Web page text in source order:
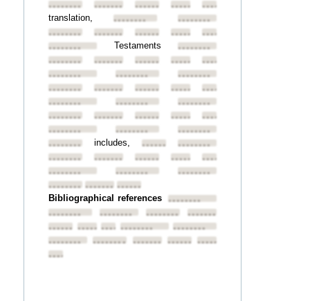
••••••••
•••••••• •••••••• ••••••••••••••••
translation, ••••••••
••••••••
••••••••
•••••••• •••••••• ••••••••••••••••
••••••••
Testaments ••••••••
••••••••
•••••••• •••••••• ••••••••••••••••
••••••••
••••••••
••••••••
••••••••
•••••••• •••••••• ••••••••••••••••
••••••••
••••••••
••••••••
••••••••
•••••••• •••••••• ••••••••••••••••
••••••••
••••••••
••••••••
•••••••• includes, ••••••••
••••••••
••••••••
•••••••• •••••••• ••••••••••••••••
••••••••
••••••••
••••••••
•••••••• ••••••••••••••••
Bibliographical references ••••••••
••••••••
•••••••• ••••••••
••••••••
••••••••••••••••••••••••••••••••
••••••••
••••••••
•••••••• •••••••• ••••••••••••••••
••••••••